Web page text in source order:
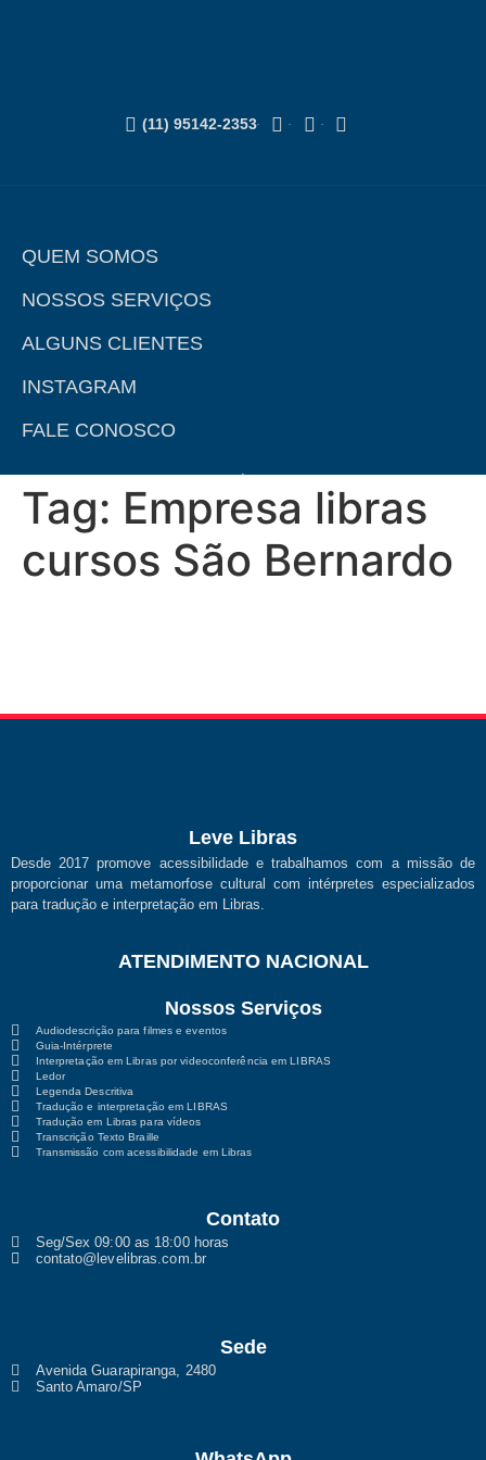
(11) 95142-2353
QUEM SOMOS
NOSSOS SERVIÇOS
ALGUNS CLIENTES
INSTAGRAM
FALE CONOSCO
Tag: Empresa libras
cursos São Bernardo
Leve Libras
Desde 2017 promove acessibilidade e trabalhamos com a missão de
proporcionar uma metamorfose cultural com intérpretes especializados
para tradução e interpretação em Libras.
ATENDIMENTO NACIONAL
Nossos Serviços
Audiodescrição para filmes e eventos
Guia-Intérprete
Interpretação em Libras por videoconferência em LIBRAS
Ledor
Legenda Descritiva
Tradução e interpretação em LIBRAS
Tradução em Libras para vídeos
Transcrição Texto Braille
Transmissão com acessibilidade em Libras
Contato
Seg/Sex 09:00 as 18:00 horas
contato@levelibras.com.br
Sede
Avenida Guarapiranga, 2480
Santo Amaro/SP